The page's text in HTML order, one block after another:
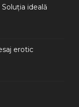
ideală
erotic